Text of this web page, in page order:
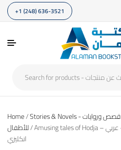
+1 (248) 636-3521
Home/ Stories & Novels - قصص وروايات
للأطفال/ Amusing tales of Hodja – نوادر جحا – الديك المعجزة – عربي
انكليزي